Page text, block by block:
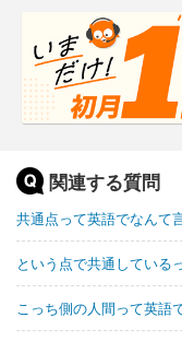
関連する質問
共通点って英語でなんて
という点で共通している
こっち側の人間って英語